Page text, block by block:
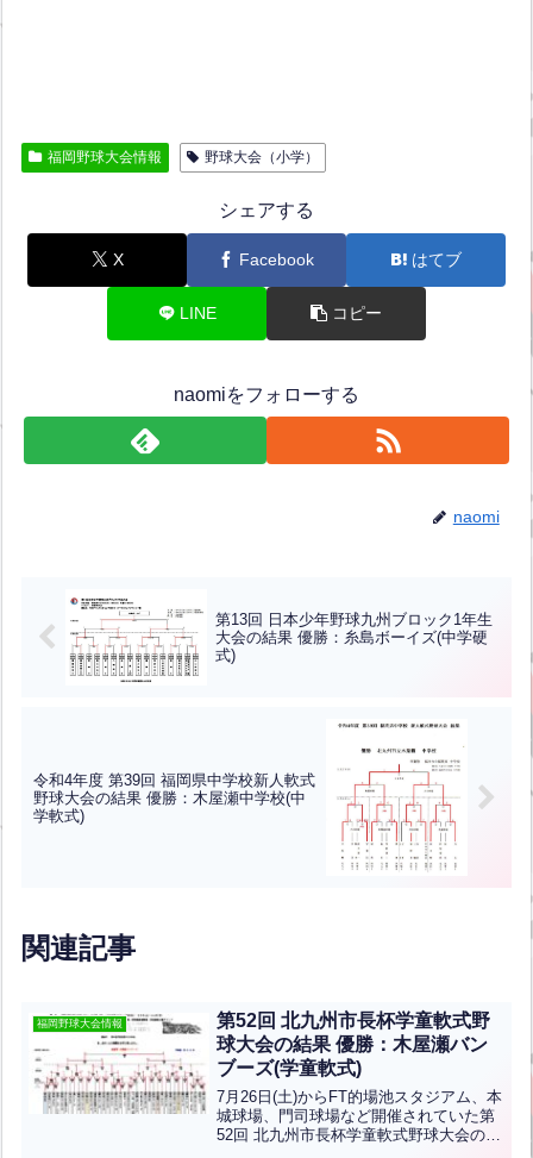
福岡野球大会情報 野球大会（小学）
シェアする
X Facebook はてブ
LINE コピー
naomiをフォローする
naomi
第13回 日本少年野球九州ブロック1年生
大会の結果 優勝：糸島ボーイズ(中学硬
式)
令和4年度 第39回 福岡県中学校新人軟式
野球大会の結果 優勝：木屋瀬中学校(中
学軟式)
関連記事
福岡野球大会情報
第52回 北九州市長杯学童軟式野
球大会の結果 優勝：木屋瀬バン
ブーズ(学童軟式)
7月26日(土)からFT的場池スタジアム、本
城球場、門司球場など開催されていた第
52回 北九州市長杯学童軟式野球大会の結